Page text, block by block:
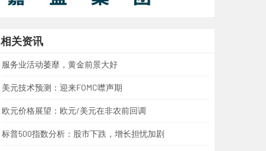
相关资讯
服务业活动萎靡，黄金前景大好
美元技术预测：迎来FOMC噤声期
欧元价格展望：欧元/美元在非农前回调
标普500指数分析：股市下跌，增长担忧加剧